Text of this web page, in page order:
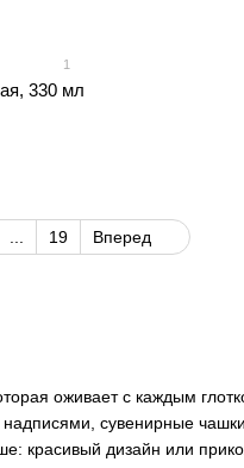
оживает с каждым
сувенирные
красивый дизайн или
1
330 мл
19 Вперед